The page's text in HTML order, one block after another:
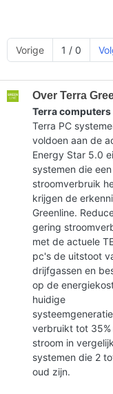
Vorige 1 / 0
Over Terra
Terra computers
Terra PC
voldoen aan de
Energy Star 5.0
systemen die
stroomverbruik
krijgen de
Greenline.
gering
met de actuele
pc's de uitstoot
drijfgassen en
op de
huidige
systeemgeneratie
verbruikt tot 35%
stroom in
systemen die 2
oud zijn.